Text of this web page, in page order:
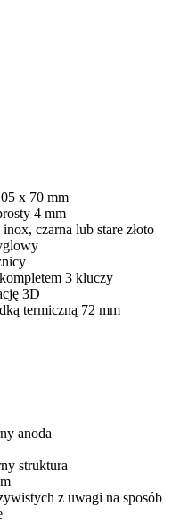
x 70 mm
4 mm
czarna lub stare złoto
3 kluczy
3D
termiczną 72 mm
anoda
struktura
z uwagi na sposób